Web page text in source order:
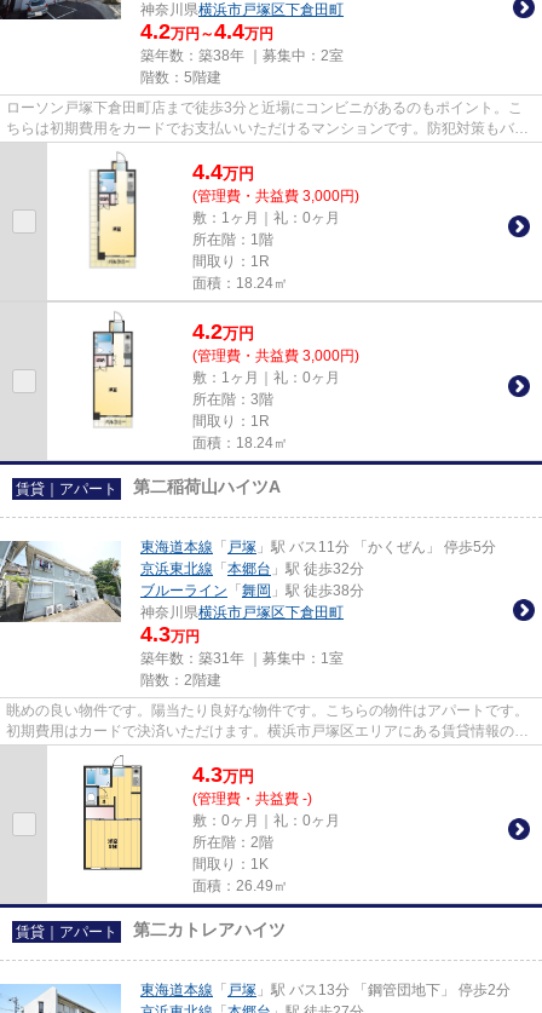
神奈川県横浜市戸塚区下倉田町
4.2万円～4.4万円
築年数：築38年 ｜募集中： 2室
階数：5階建
ローソン戸塚下倉田町店まで徒歩3分と近場にコンビニがあるのもポイント。こ
ちらは初期費用をカードでお支払いいただけるマンションです。防犯対策もバッ
チリなマンションタイプの物件...
4.4万円
(管理費・共益費 3,000円)
敷：1ヶ月｜礼：0ヶ月
所在階：1階
間取り：1R
面積：18.24㎡
4.2万円
(管理費・共益費 3,000円)
敷：1ヶ月｜礼：0ヶ月
所在階：3階
間取り：1R
面積：18.24㎡
賃貸｜アパート 第二稲荷山ハイツA
東海道本線 「 戸塚 」駅 バス11分 「かくぜん」 停歩5分
京浜東北線 「 本郷台 」駅 徒歩32分
ブルーライン 「 舞岡 」駅 徒歩38分
神奈川県横浜市戸塚区下倉田町
4.3万円
築年数：築31年 ｜募集中： 1室
階数：2階建
眺めの良い物件です。陽当たり良好な物件です。こちらの物件はアパートです。
初期費用はカードで決済いただけます。横浜市戸塚区エリアにある賃貸情報のこ
となら、地域に密着した当社...
4.3万円
(管理費・共益費 -)
敷：0ヶ月｜礼：0ヶ月
所在階：2階
間取り：1K
面積：26.49㎡
賃貸｜アパート 第二カトレアハイツ
東海道本線 「 戸塚 」駅 バス13分 「鋼管団地下」 停歩2分